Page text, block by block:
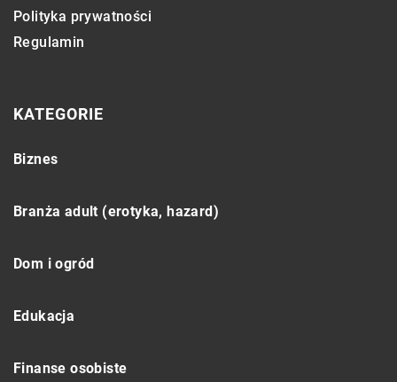
Polityka prywatności
Regulamin
KATEGORIE
Biznes
Branża adult (erotyka, hazard)
Dom i ogród
Edukacja
Finanse osobiste